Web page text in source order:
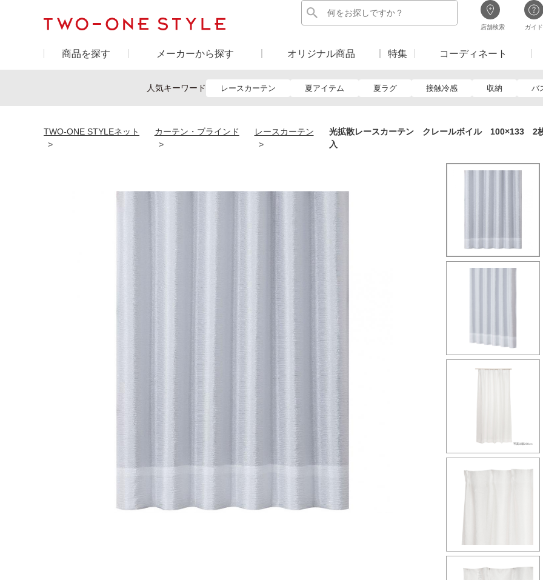
店舗検索 ガイド
商品を探す メーカーから探す オリジナル商品 特集 コーディネート
人気キーワード レースカーテン 夏アイテム 夏ラグ 接触冷感 収納 バ
TWO-ONE STYLEネット カーテン・ブラインド レースカーテン
光拡散レースカーテン クレールボイル 100×133 2
入